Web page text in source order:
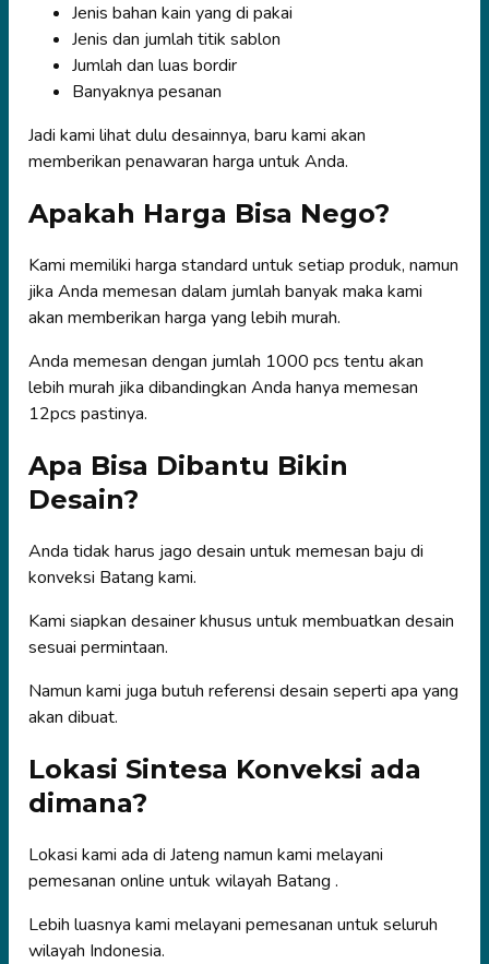
Jenis bahan kain yang di pakai
Jenis dan jumlah titik sablon
Jumlah dan luas bordir
Banyaknya pesanan
Jadi kami lihat dulu desainnya, baru kami akan
memberikan penawaran harga untuk Anda.
Apakah Harga Bisa Nego?
Kami memiliki harga standard untuk setiap produk, namun
jika Anda memesan dalam jumlah banyak maka kami
akan memberikan harga yang lebih murah.
Anda memesan dengan jumlah 1000 pcs tentu akan
lebih murah jika dibandingkan Anda hanya memesan
12pcs pastinya.
Apa Bisa Dibantu Bikin
Desain?
Anda tidak harus jago desain untuk memesan baju di
konveksi Batang kami.
Kami siapkan desainer khusus untuk membuatkan desain
sesuai permintaan.
Namun kami juga butuh referensi desain seperti apa yang
akan dibuat.
Lokasi Sintesa Konveksi ada
dimana?
Lokasi kami ada di Jateng namun kami melayani
pemesanan online untuk wilayah Batang .
Lebih luasnya kami melayani pemesanan untuk seluruh
wilayah Indonesia.